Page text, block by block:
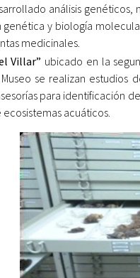
análisis
y biología
medicinales.
Villar” ubicado en la
Museo se realizan
para identificación
acuáticos.